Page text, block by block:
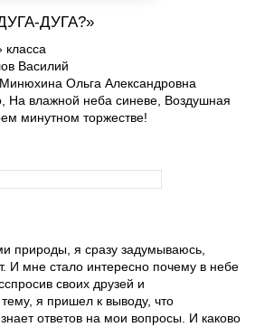
ДУГА?»
класса
Василий
Ольга Александровна
На влажной неба синеве, Воздушная
минутном торжестве!
природы, я сразу задумываюсь,
И мне стало интересно почему в небе
своих друзей и
я пришел к выводу, что
ответов на мои вопросы. И каково